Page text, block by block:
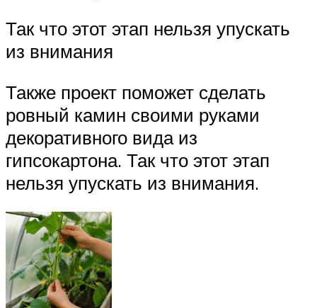
Так что этот этап нельзя упускать
из внимания
Также проект поможет сделать
ровный камин своими руками
декоративного вида из
гипсокартона. Так что этот этап
нельзя упускать из внимания.